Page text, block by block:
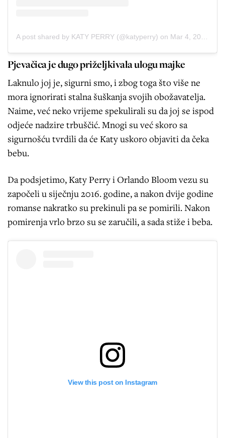
A post shared by KATY PERRY (@katyperry) on Mar 4, 2020 at 9:02pm PST
Pjevačica je dugo priželjkivala ulogu majke
Laknulo joj je, sigurni smo, i zbog toga što više ne
mora ignorirati stalna šuškanja svojih obožavatelja.
Naime, već neko vrijeme spekulirali su da joj se ispod
odjeće nadzire trbuščić. Mnogi su već skoro sa
sigurnošću tvrdili da će Katy uskoro objaviti da čeka
bebu.
Da podsjetimo, Katy Perry i Orlando Bloom vezu su
započeli u siječnju 2016. godine, a nakon dvije godine
romanse nakratko su prekinuli pa se pomirili. Nakon
pomirenja vrlo brzo su se zaručili, a sada stiže i beba.
View this post on Instagram